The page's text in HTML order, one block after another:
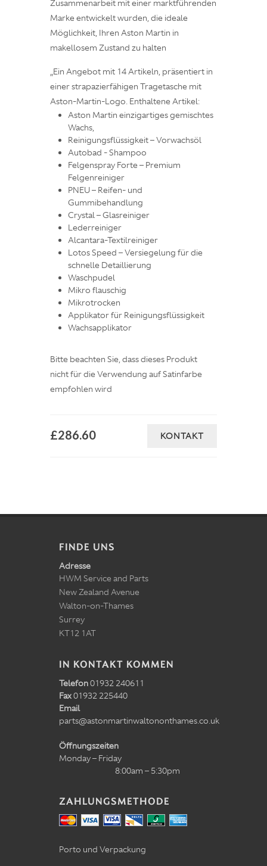
Zusammenarbeit mit einer marktführenden
Marke entwickelt wurden, die ideale
Möglichkeit, Ihren Aston Martin in
makellosem Zustand zu halten
„Ein Angebot mit 14 Artikeln, präsentiert in
einer strapazierfähigen Tragetasche mit
Aston-Martin-Logo. Enthaltene Artikel:
Aston Martin einzigartiges gemischtes
Wachs,
Reinigungsflüssigkeit – Vorwachsöl
Autobad - Shampoo
Felgenspray Forte – Premium
Felgenreiniger
PNEU – Reifen- und
Gummibehandlung
Crystal – Glasreiniger
Lederreiniger
Alcantara-Textilreiniger
Lotos Speed – Versiegelung für die
schnelle Detaillierung
Waschpudel
Mikro flauschig
Mikrotrocken
Applikator für Reinigungsflüssigkeit
Wachsapplikator
Bitte beachten Sie, dass dieses Produkt
nicht für die Verwendung auf Satinfarbe
empfohlen wird
£286.60 KONTAKT
FINDE UNS
Adresse
HWM Service and Parts
New Zealand Avenue
Walton-on-Thames
Surrey
KT12 1AT
IN KONTAKT KOMMEN
Telefon01932 240611
Fax01932 225440
Email
parts@astonmartinwaltononthames.co.uk
Öffnungszeiten
Monday – Friday
8:00am – 5:30pm
ZAHLUNGSMETHODE
Porto und Verpackung